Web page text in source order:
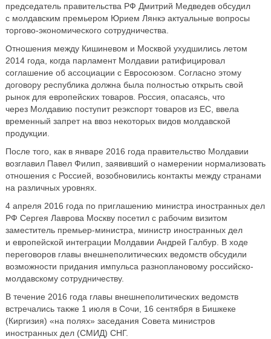
председатель правительства РФ Дмитрий Медведев обсудил
с молдавским премьером Юрием Лянкэ актуальные вопросы
торгово-экономического сотрудничества.
Отношения между Кишиневом и Москвой ухудшились летом
2014 года, когда парламент Молдавии ратифицировал
соглашение об ассоциации с Евросоюзом. Согласно этому
договору республика должна была полностью открыть свой
рынок для европейских товаров. Россия, опасаясь, что
через Молдавию поступит реэкспорт товаров из ЕС, ввела
временный запрет на ввоз некоторых видов молдавской
продукции.
После того, как в январе 2016 года правительство Молдавии
возглавил Павел Филип, заявивший о намерении нормализовать
отношения с Россией, возобновились контакты между странами
на различных уровнях.
4 апреля 2016 года по приглашению министра иностранных дел
РФ Сергея Лаврова Москву посетил с рабочим визитом
заместитель премьер-министра, министр иностранных дел
и европейской интеграции Молдавии Андрей Галбур. В ходе
переговоров главы внешнеполитических ведомств обсудили
возможности придания импульса разноплановому российско-
молдавскому сотрудничеству.
В течение 2016 года главы внешнеполитических ведомств
встречались также 1 июля в Сочи, 16 сентября в Бишкеке
(Киргизия) «на полях» заседания Совета министров
иностранных дел (СМИД) СНГ.